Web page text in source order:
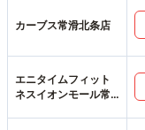
カーブス常滑北条店
エニタイムフィット
ネスイオンモール常